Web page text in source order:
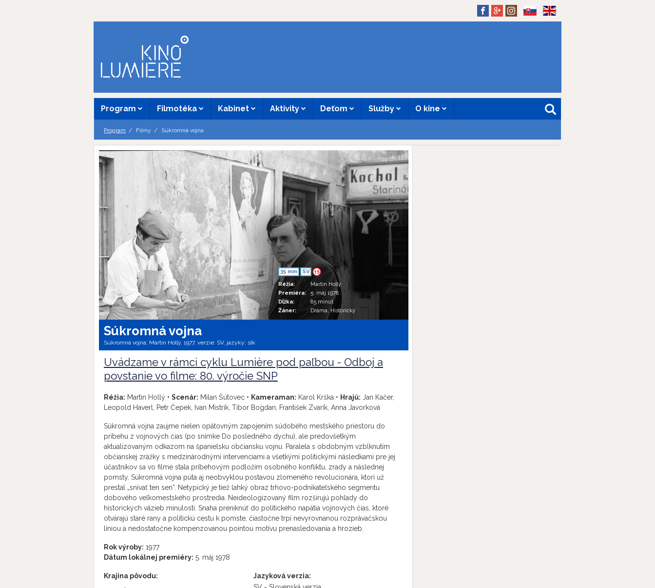
Program Filmotéka Kabinet Aktivity Deťom Služby O kine
Program Filmy Súkromná vojna
35 mm SV 15
Réžia:
Martin Hollý
Premiéra:
5. máj 1978
Dĺžka:
85 minút
Žáner:
Dráma, Historický
Súkromná vojna
Súkromná vojna; Martin Hollý, 1977, verzie: SV, jazyky: slk
Uvádzame v rámci cyklu Lumière pod paľbou - Odboj a
povstanie vo filme: 80. výročie SNP
Réžia: Martin Hollý • Scenár: Milan Šútovec • Kameraman: Karol Krška • Hrajú: Jan Kačer,
Leopold Haverl, Petr Čepek, Ivan Mistrík, Tibor Bogdan, František Zvarík, Anna Javorková
Súkromná vojna zaujme nielen opätovným zapojením súdobého mestského priestoru do
príbehu z vojnových čias (po snímke Do posledného dychu), ale predovšetkým
aktualizovaným odkazom na španielsku občiansku vojnu. Paralela s obdobným vzbĺknutím
občianskej zrážky s medzinárodnými intervenciami a všetkými politickými následkami pre jej
účastníkov sa vo filme stala príbehovým podložím osobného konfliktu, zrady a následnej
pomsty. Súkromná vojna púta aj neobvyklou postavou zlomeného revolucionára, ktorí už
prestal „snívať ten sen“. Netypický je tiež ľahký obraz trhovo-podnikateľského segmentu
dobového veľkomestského prostredia. Neideologizovaný film rozširujú pohľady do
historických väzieb minulosti. Snaha preniknúť do politického napätia vojnových čias, ktoré
otvárajú staré rany a politickú cestu k pomste, čiastočne trpí nevyrovnanou rozprávačskou
líniou a nedostatočne kompenzovanou pointou motívu prenasledovania a hrozieb.
Rok výroby: 1977
Dátum lokálnej premiéry: 5. máj 1978
Krajina pôvodu:
Jazyková verzia: